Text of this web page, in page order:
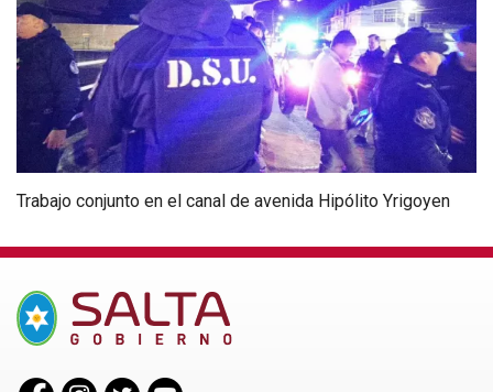
Trabajo conjunto en el canal de avenida Hipólito Yrigoyen